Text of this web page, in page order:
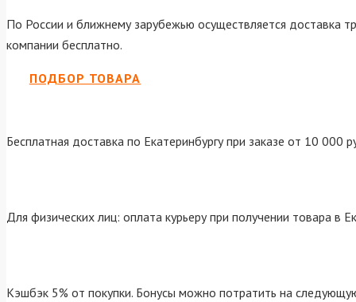
По России и ближнему зарубежью осуществляется доставка
компании бесплатно.
ПОДБОР ТОВАРА
Бесплатная доставка по Екатеринбургу при заказе от 10 000
Для физических лиц: оплата курьеру при получении товара в
Кэшбэк 5% от покупки. Бонусы можно потратить на